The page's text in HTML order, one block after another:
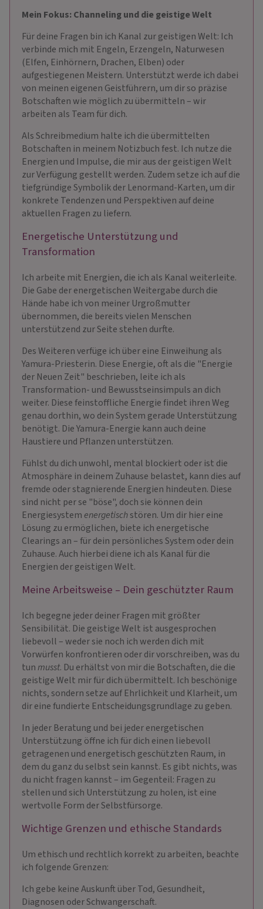
Mein Fokus: Channeling und die geistige Welt
Für deine Fragen bin ich Kanal zur geistigen Welt: Ich
verbinde mich mit Engeln, Erzengeln, Naturwesen
(Elfen, Einhörnern, Drachen, Elben) oder
aufgestiegenen Meistern. Unterstützt werde ich dabei
von meinen eigenen Geistführern, um dir so präzise
Botschaften wie möglich zu übermitteln – wir
arbeiten als Team für dich.
Als Schreibmedium halte ich die übermittelten
Botschaften in meinem Notizbuch fest. Ich nutze die
Energien und Impulse, die mir aus der geistigen Welt
zur Verfügung gestellt werden. Zudem setze ich auf die
tiefgründige Symbolik der Lenormand-Karten, um dir
konkrete Tendenzen und Perspektiven auf deine
aktuellen Fragen zu liefern.
Energetische Unterstützung und
Transformation
Ich arbeite mit Energien, die ich als Kanal weiterleite.
Die Gabe der energetischen Weitergabe durch die
Hände habe ich von meiner Urgroßmutter
übernommen, die bereits vielen Menschen
unterstützend zur Seite stehen durfte.
Des Weiteren verfüge ich über eine Einweihung als
Yamura-Priesterin. Diese Energie, oft als die "Energie
der Neuen Zeit" beschrieben, leite ich als
Transformation- und Bewusstseinsimpuls an dich
weiter. Diese feinstoffliche Energie findet ihren Weg
genau dorthin, wo dein System gerade Unterstützung
benötigt. Die Yamura-Energie kann auch deine
Haustiere und Pflanzen unterstützen.
Fühlst du dich unwohl, mental blockiert oder ist die
Atmosphäre in deinem Zuhause belastet, kann dies auf
fremde oder stagnierende Energien hindeuten. Diese
sind nicht per se "böse", doch sie können dein
Energiesystemenergetischstören. Um dir hier eine
Lösung zu ermöglichen, biete ich energetische
Clearings an – für dein persönliches System oder dein
Zuhause. Auch hierbei diene ich als Kanal für die
Energien der geistigen Welt.
Meine Arbeitsweise – Dein geschützter Raum
Ich begegne jeder deiner Fragen mit größter
Sensibilität. Die geistige Welt ist ausgesprochen
liebevoll – weder sie noch ich werden dich mit
Vorwürfen konfrontieren oder dir vorschreiben, was du
tunmusst. Du erhältst von mir die Botschaften, die die
geistige Welt mir für dich übermittelt. Ich beschönige
nichts, sondern setze auf Ehrlichkeit und Klarheit, um
dir eine fundierte Entscheidungsgrundlage zu geben.
In jeder Beratung und bei jeder energetischen
Unterstützung öffne ich für dich einen liebevoll
getragenen und energetisch geschützten Raum, in
dem du ganz du selbst sein kannst. Es gibt nichts, was
du nicht fragen kannst – im Gegenteil: Fragen zu
stellen und sich Unterstützung zu holen, ist eine
wertvolle Form der Selbstfürsorge.
Wichtige Grenzen und ethische Standards
Um ethisch und rechtlich korrekt zu arbeiten, beachte
ich folgende Grenzen:
Ich gebe keine Auskunft über Tod, Gesundheit,
Diagnosen oder Schwangerschaft.